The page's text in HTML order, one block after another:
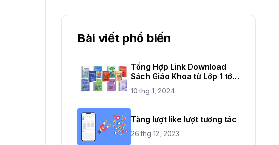
Bài viết phổ biến
Tổng Hợp Link Download
Sách Giáo Khoa từ Lớp 1 tới
Lớp 12
10 thg 1, 2024
Tăng lượt like lượt tương tác
26 thg 12, 2023